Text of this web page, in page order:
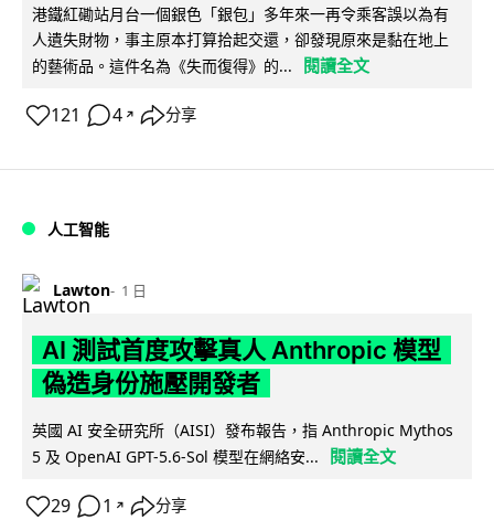
港鐵紅磡站月台一個銀色「銀包」多年來一再令乘客誤以為有
人遺失財物，事主原本打算拾起交還，卻發現原來是黏在地上
的藝術品。這件名為《失而復得》的...
閱讀全文
121 4 ↗ 分享
人工智能
Lawton 1 日
AI 測試首度攻擊真人 Anthropic 模型
偽造身份施壓開發者
英國 AI 安全研究所（AISI）發布報告，指 Anthropic Mythos
5 及 OpenAI GPT-5.6-Sol 模型在網絡安...
閱讀全文
29 1 ↗ 分享